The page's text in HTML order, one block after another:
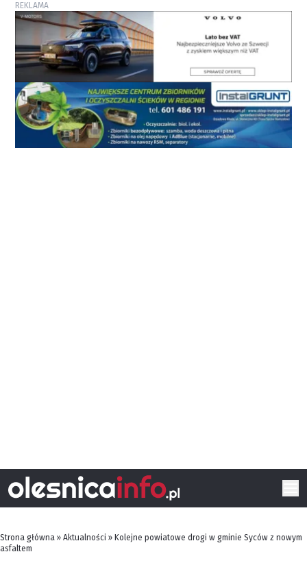
REKLAMA
Strona główna » Aktualności » Kolejne powiatowe drogi w gminie Syców z nowym
asfaltem